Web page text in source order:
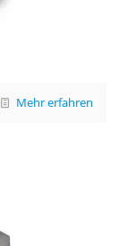
Mehr erfahren